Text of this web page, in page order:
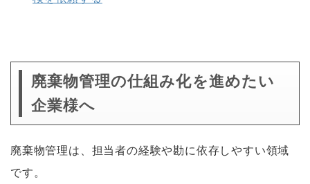
廃棄物管理の仕組み化を進めたい
企業様へ
廃棄物管理は、担当者の経験や勘に依存しやすい領域
です。